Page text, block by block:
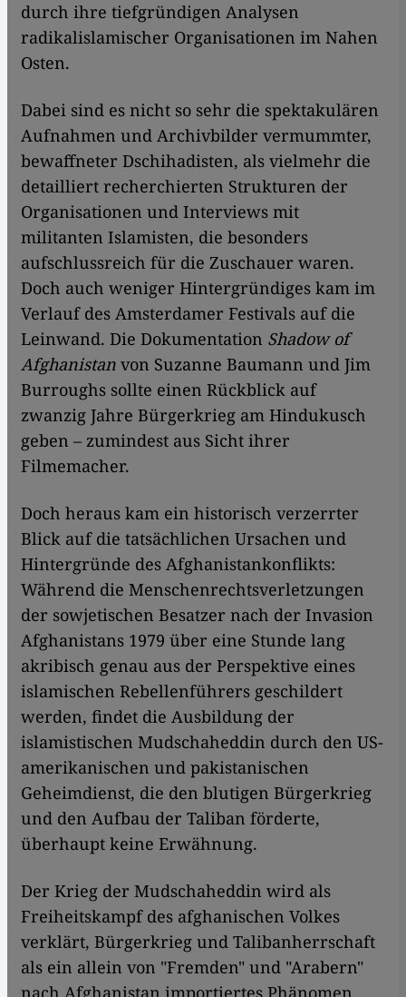
durch ihre tiefgründigen Analysen
radikalislamischer Organisationen im Nahen
Osten.
Dabei sind es nicht so sehr die spektakulären
Aufnahmen und Archivbilder vermummter,
bewaffneter Dschihadisten, als vielmehr die
detailliert recherchierten Strukturen der
Organisationen und Interviews mit
militanten Islamisten, die besonders
aufschlussreich für die Zuschauer waren.
Doch auch weniger Hintergründiges kam im
Verlauf des Amsterdamer Festivals auf die
Leinwand. Die Dokumentation Shadow of
Afghanistan von Suzanne Baumann und Jim
Burroughs sollte einen Rückblick auf
zwanzig Jahre Bürgerkrieg am Hindukusch
geben – zumindest aus Sicht ihrer
Filmemacher.
Doch heraus kam ein historisch verzerrter
Blick auf die tatsächlichen Ursachen und
Hintergründe des Afghanistankonflikts:
Während die Menschenrechtsverletzungen
der sowjetischen Besatzer nach der Invasion
Afghanistans 1979 über eine Stunde lang
akribisch genau aus der Perspektive eines
islamischen Rebellenführers geschildert
werden, findet die Ausbildung der
islamistischen Mudschaheddin durch den US-
amerikanischen und pakistanischen
Geheimdienst, die den blutigen Bürgerkrieg
und den Aufbau der Taliban förderte,
überhaupt keine Erwähnung.
Der Krieg der Mudschaheddin wird als
Freiheitskampf des afghanischen Volkes
verklärt, Bürgerkrieg und Talibanherrschaft
als ein allein von "Fremden" und "Arabern"
nach Afghanistan importiertes Phänomen